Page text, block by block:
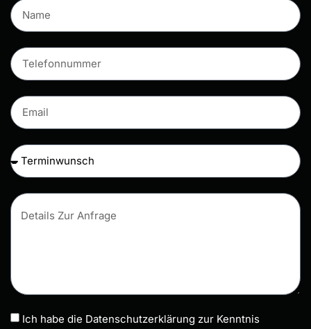
Ich habe die Datenschutzerklärung zur Kenntnis